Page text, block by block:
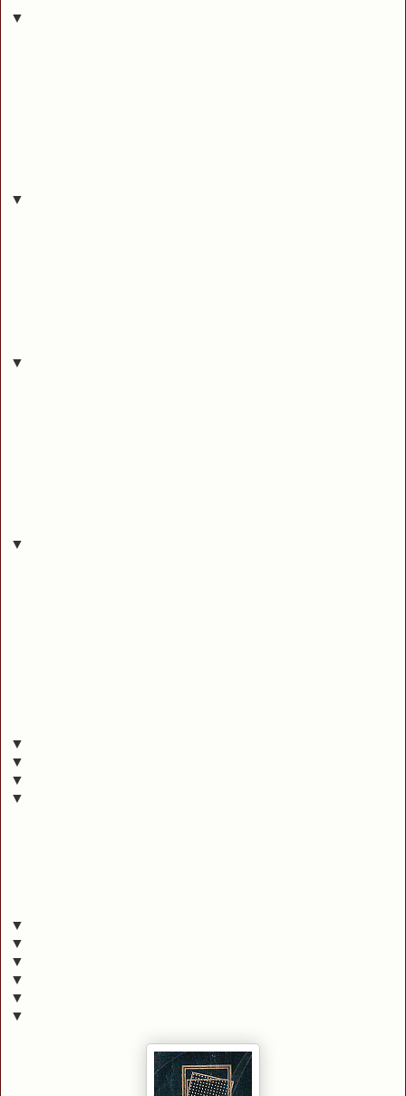
▼
▼
▼
▼
▼
▼
▼
▼
▼
▼
▼
▼
▼
▼